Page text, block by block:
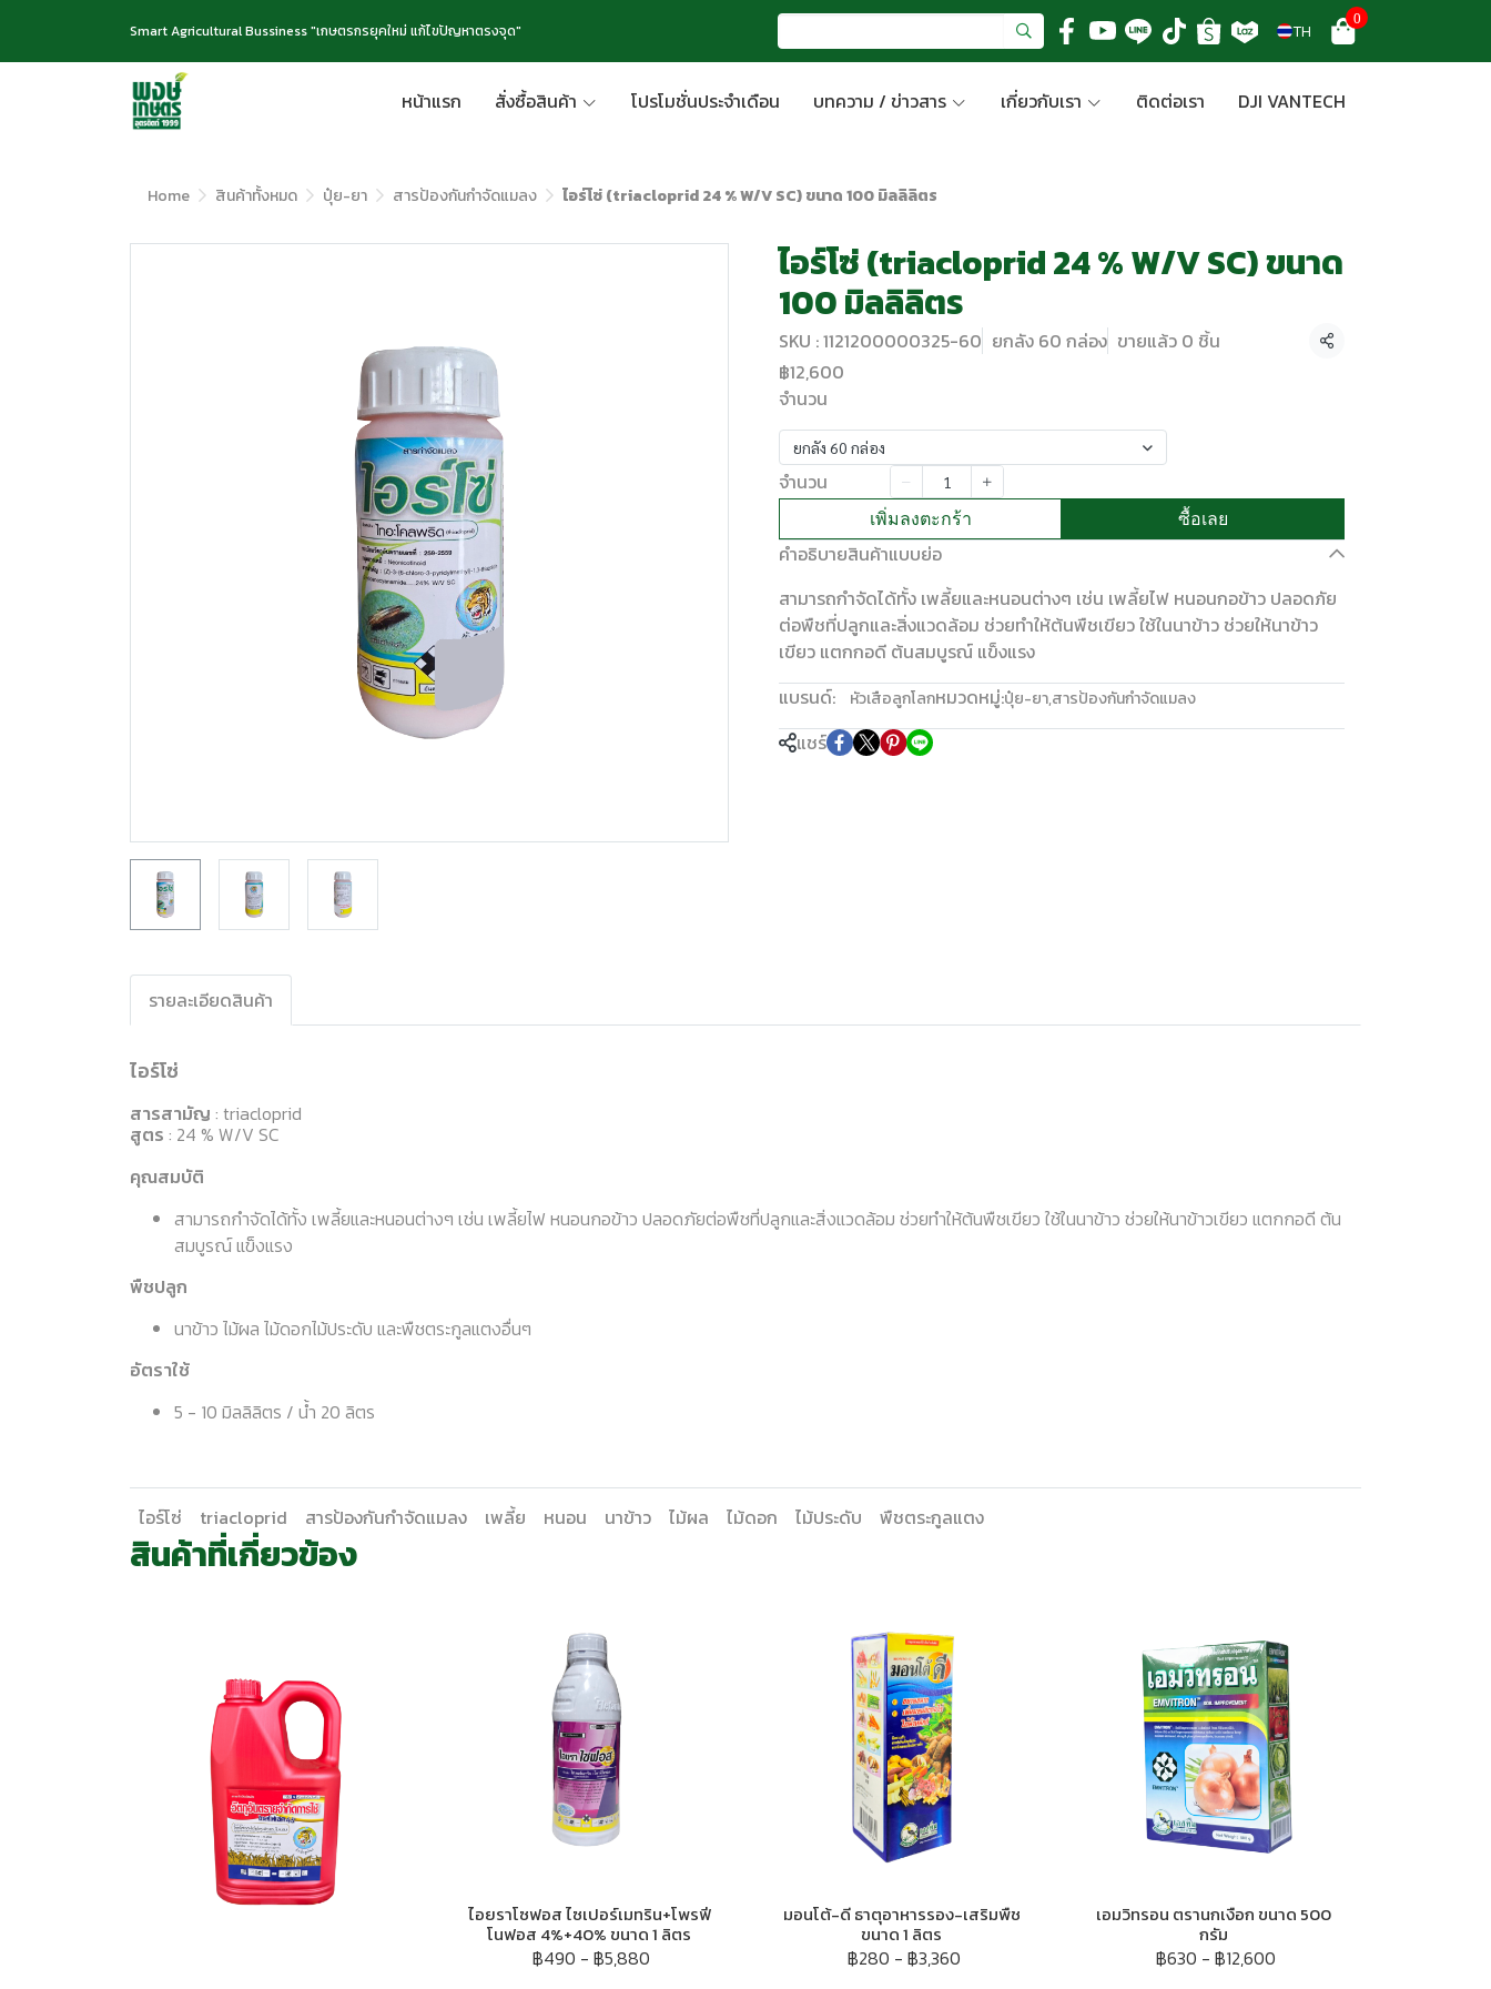
Smart Agricultural Bussiness "เกษตรกรยุคใหม่ แก้ไขปัญหาตรงจุด" TH
0
หน้าแรก สั่งซื้อสินค้า โปรโมชั่นประจำเดือน บทความ / ข่าวสาร เกี่ยวกับเรา ติดต่อเรา DJI VANTECH
Home สินค้าทั้งหมด ปุ๋ย-ยา สารป้องกันกำจัดแมลง ไอร์โซ่ (triacloprid 24 % W/V SC) ขนาด 100 มิลลิลิตร
ไอร์โซ่ (triacloprid 24 % W/V SC) ขนาด
100 มิลลิลิตร
SKU : 1121200000325-60 ยกลัง 60 กล่อง ขายแล้ว 0 ชิ้น แชร์
฿12,600
จำนวน
ยกลัง 60 กล่อง
จำนวน
เพิ่มลงตะกร้า ซื้อเลย
คำอธิบายสินค้าแบบย่อ
สามารถกำจัดได้ทั้ง เพลี้ยและหนอนต่างๆ เช่น เพลี้ยไฟ หนอนกอข้าว ปลอดภัย
ต่อพืชที่ปลูกและสิ่งแวดล้อม ช่วยทำให้ต้นพืชเขียว ใช้ในนาข้าว ช่วยให้นาข้าว
เขียว แตกกอดี ต้นสมบูรณ์ แข็งแรง
แบรนด์:
หัวเสือลูกโลกหมวดหมู่:ปุ๋ย-ยา,สารป้องกันกำจัดแมลง
แชร์
รายละเอียดสินค้า
ไอร์โซ่
สารสามัญ : triacloprid
สูตร : 24 % W/V SC
คุณสมบัติ
สามารถกำจัดได้ทั้ง เพลี้ยและหนอนต่างๆ เช่น เพลี้ยไฟ หนอนกอข้าว ปลอดภัยต่อพืชที่ปลูกและสิ่งแวดล้อม ช่วยทำให้ต้นพืชเขียว ใช้ในนาข้าว ช่วยให้นาข้าวเขียว แตกกอดี ต้น
สมบูรณ์ แข็งแรง
พืชปลูก
นาข้าว ไม้ผล ไม้ดอกไม้ประดับ และพืชตระกูลแตงอื่นๆ
อัตราใช้
5 - 10 มิลลิลิตร / น้ำ 20 ลิตร
ไอร์โซ่ triacloprid สารป้องกันกำจัดแมลง เพลี้ย หนอน นาข้าว ไม้ผล ไม้ดอก ไม้ประดับ พืชตระกูลแตง
สินค้าที่เกี่ยวข้อง
ไอยราโซฟอส ไซเปอร์เมทริน+โพรฟี
โนฟอส 4%+40% ขนาด 1 ลิตร
฿490 - ฿5,880
มอนโต้-ดี ธาตุอาหารรอง-เสริมพืช
ขนาด 1 ลิตร
฿280 - ฿3,360
เอมวิทรอน ตรานกเงือก ขนาด 500
กรัม
฿630 - ฿12,600